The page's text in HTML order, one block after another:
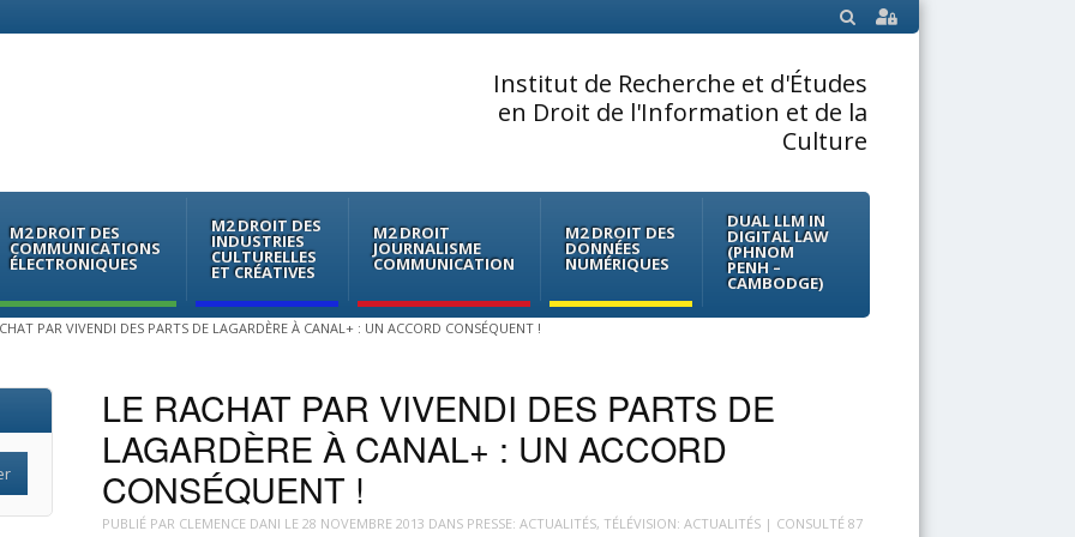
SEARCH
Institut de Recherche et d'Études
en Droit de l'Information et de la
Culture
M2 DROIT DES
COMMUNICATIONS
ÉLECTRONIQUES
M2 DROIT DES
INDUSTRIES
CULTURELLES
ET CRÉATIVES
M2 DROIT
JOURNALISME
COMMUNICATION
M2 DROIT DES
DONNÉES
NUMÉRIQUES
DUAL LLM IN
DIGITAL LAW
(PHNOM
PENH –
CAMBODGE)
PAR VIVENDI DES PARTS DE LAGARDÈRE À CANAL+ : UN ACCORD CONSÉQUENT !
LE RACHAT PAR VIVENDI DES PARTS DE
LAGARDÈRE À CANAL+ : UN ACCORD
CONSÉQUENT !
PUBLIÉ PAR CLEMENCE DANI LE 28 NOVEMBRE 2013 DANS PRESSE: ACTUALITÉS, TÉLÉVISION: ACTUALITÉS| CONSULTÉ 87